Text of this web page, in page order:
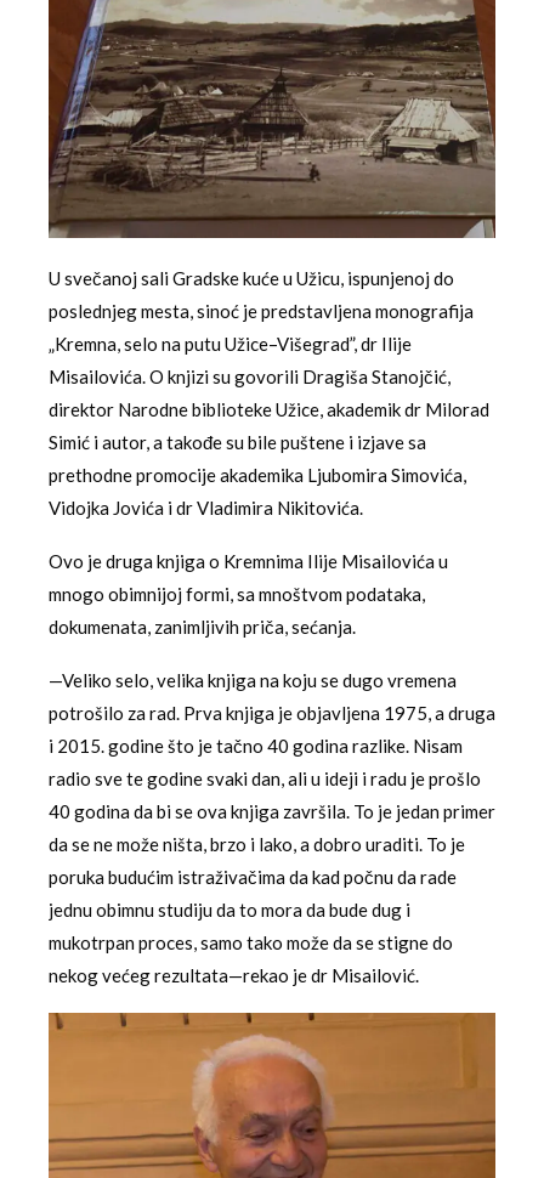
U svečanoj sali Gradske kuće u Užicu, ispunjenoj do
poslednjeg mesta, sinoć je predstavljena monografija
„Kremna, selo na putu Užice–Višegrad”, dr Ilije
Misailovića. O knjizi su govorili Dragiša Stanojčić,
direktor Narodne biblioteke Užice, akademik dr Milorad
Simić i autor, a takođe su bile puštene i izjave sa
prethodne promocije akademika Ljubomira Simovića,
Vidojka Jovića i dr Vladimira Nikitovića.
Ovo je druga knjiga o Kremnima Ilije Misailovića u
mnogo obimnijoj formi, sa mnoštvom podataka,
dokumenata, zanimljivih priča, sećanja.
—Veliko selo, velika knjiga na koju se dugo vremena
potrošilo za rad. Prva knjiga je objavljena 1975, a druga
i 2015. godine što je tačno 40 godina razlike. Nisam
radio sve te godine svaki dan, ali u ideji i radu je prošlo
40 godina da bi se ova knjiga završila. To je jedan primer
da se ne može ništa, brzo i lako, a dobro uraditi. To je
poruka budućim istraživačima da kad počnu da rade
jednu obimnu studiju da to mora da bude dug i
mukotrpan proces, samo tako može da se stigne do
nekog većeg rezultata—rekao je dr Misailović.